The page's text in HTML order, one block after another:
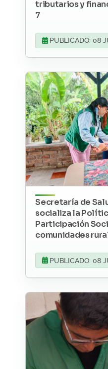
tributarios y
7
PUBLICADO: 08
Secretaría de
socializa la
Participación
comunidades
PUBLICADO: 08